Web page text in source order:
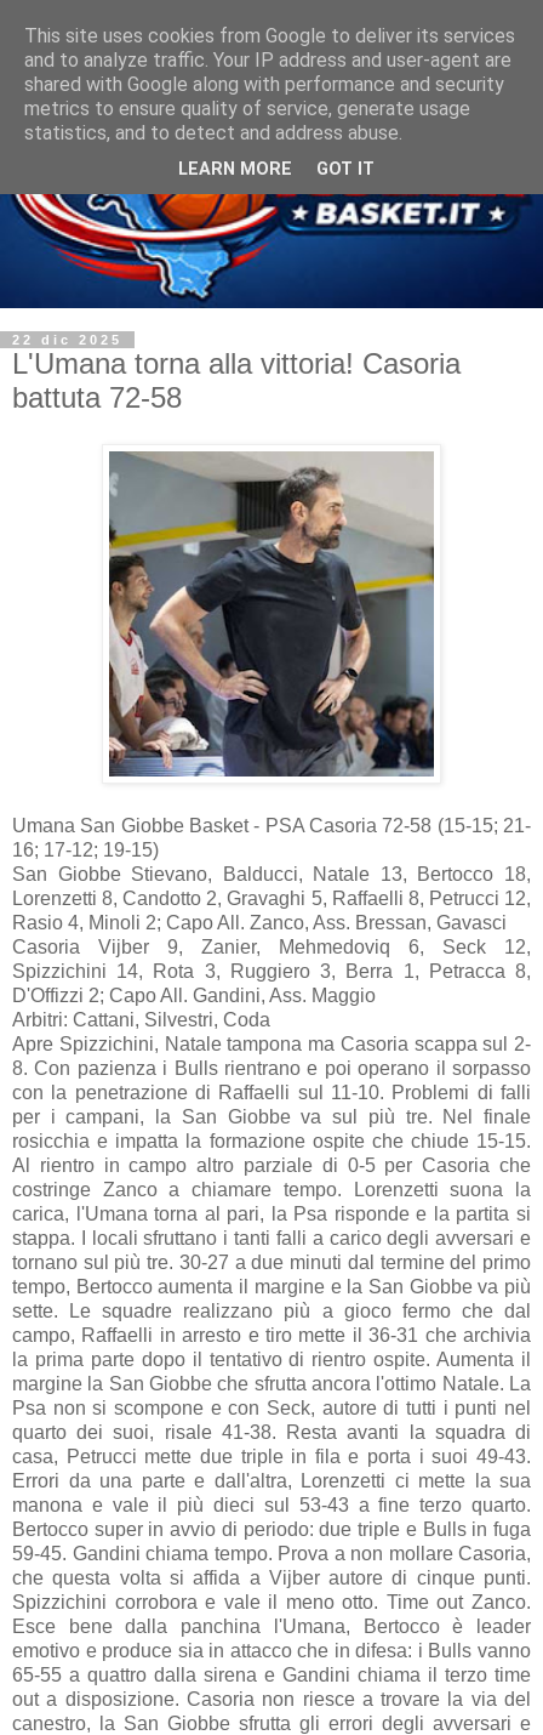
22 dic 2025
L'Umana torna alla vittoria! Casoria
battuta 72-58
Umana San Giobbe Basket - PSA Casoria 72-58 (15-15; 21-
16; 17-12; 19-15)
San Giobbe Stievano, Balducci, Natale 13, Bertocco 18,
Lorenzetti 8, Candotto 2, Gravaghi 5, Raffaelli 8, Petrucci 12,
Rasio 4, Minoli 2; Capo All. Zanco, Ass. Bressan, Gavasci
Casoria Vijber 9, Zanier, Mehmedoviq 6, Seck 12,
Spizzichini 14, Rota 3, Ruggiero 3, Berra 1, Petracca 8,
D'Offizzi 2; Capo All. Gandini, Ass. Maggio
Arbitri: Cattani, Silvestri, Coda
Apre Spizzichini, Natale tampona ma Casoria scappa sul 2-
8. Con pazienza i Bulls rientrano e poi operano il sorpasso
con la penetrazione di Raffaelli sul 11-10. Problemi di falli
per i campani, la San Giobbe va sul più tre. Nel finale
rosicchia e impatta la formazione ospite che chiude 15-15.
Al rientro in campo altro parziale di 0-5 per Casoria che
costringe Zanco a chiamare tempo. Lorenzetti suona la
carica, l'Umana torna al pari, la Psa risponde e la partita si
stappa. I locali sfruttano i tanti falli a carico degli avversari e
tornano sul più tre. 30-27 a due minuti dal termine del primo
tempo, Bertocco aumenta il margine e la San Giobbe va più
sette. Le squadre realizzano più a gioco fermo che dal
campo, Raffaelli in arresto e tiro mette il 36-31 che archivia
la prima parte dopo il tentativo di rientro ospite. Aumenta il
margine la San Giobbe che sfrutta ancora l'ottimo Natale. La
Psa non si scompone e con Seck, autore di tutti i punti nel
quarto dei suoi, risale 41-38. Resta avanti la squadra di
casa, Petrucci mette due triple in fila e porta i suoi 49-43.
Errori da una parte e dall'altra, Lorenzetti ci mette la sua
manona e vale il più dieci sul 53-43 a fine terzo quarto.
Bertocco super in avvio di periodo: due triple e Bulls in fuga
59-45. Gandini chiama tempo. Prova a non mollare Casoria,
che questa volta si affida a Vijber autore di cinque punti.
Spizzichini corrobora e vale il meno otto. Time out Zanco.
Esce bene dalla panchina l'Umana, Bertocco è leader
emotivo e produce sia in attacco che in difesa: i Bulls vanno
65-55 a quattro dalla sirena e Gandini chiama il terzo time
out a disposizione. Casoria non riesce a trovare la via del
canestro, la San Giobbe sfrutta gli errori degli avversari e
This site uses cookies from Google to deliver its services
and to analyze traffic. Your IP address and user-agent are
shared with Google along with performance and security
metrics to ensure quality of service, generate usage
statistics, and to detect and address abuse.
LEARN MORE GOT IT